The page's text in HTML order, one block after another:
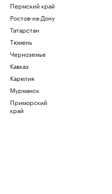
Пермский край
Ростов-на-Дону
Татарстан
Тюмень
Черноземье
Кавказ
Карелия
Мурманск
Приморский
край